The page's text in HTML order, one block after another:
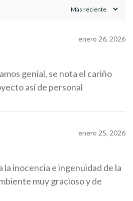
enero 26, 2026
genial, se nota el cariño
así de personal
enero 25, 2026
la inocencia e ingenuidad de la
muy gracioso y de